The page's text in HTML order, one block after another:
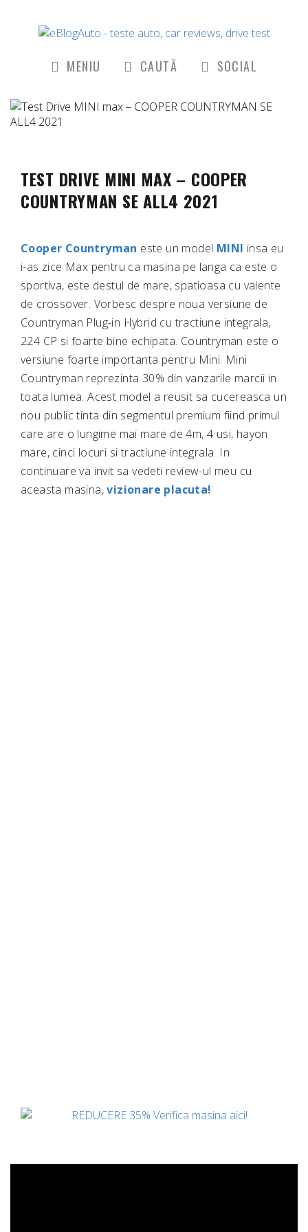
MENIU CAUTĂ SOCIAL
TEST DRIVE MINI MAX – COOPER
COUNTRYMAN SE ALL4 2021
Cooper Countryman este un model MINI insa eu
i-as zice Max pentru ca masina pe langa ca este o
sportiva, este destul de mare, spatioasa cu valente
de crossover. Vorbesc despre noua versiune de
Countryman Plug-in Hybrid cu tractiune integrala,
224 CP si foarte bine echipata. Countryman este o
versiune foarte importanta pentru Mini. Mini
Countryman reprezinta 30% din vanzarile marcii in
toata lumea. Acest model a reusit sa cucereasca un
nou public tinta din segmentul premium fiind primul
care are o lungime mai mare de 4m, 4 usi, hayon
mare, cinci locuri si tractiune integrala. In
continuare va invit sa vedeti review-ul meu cu
aceasta masina,vizionare placuta!